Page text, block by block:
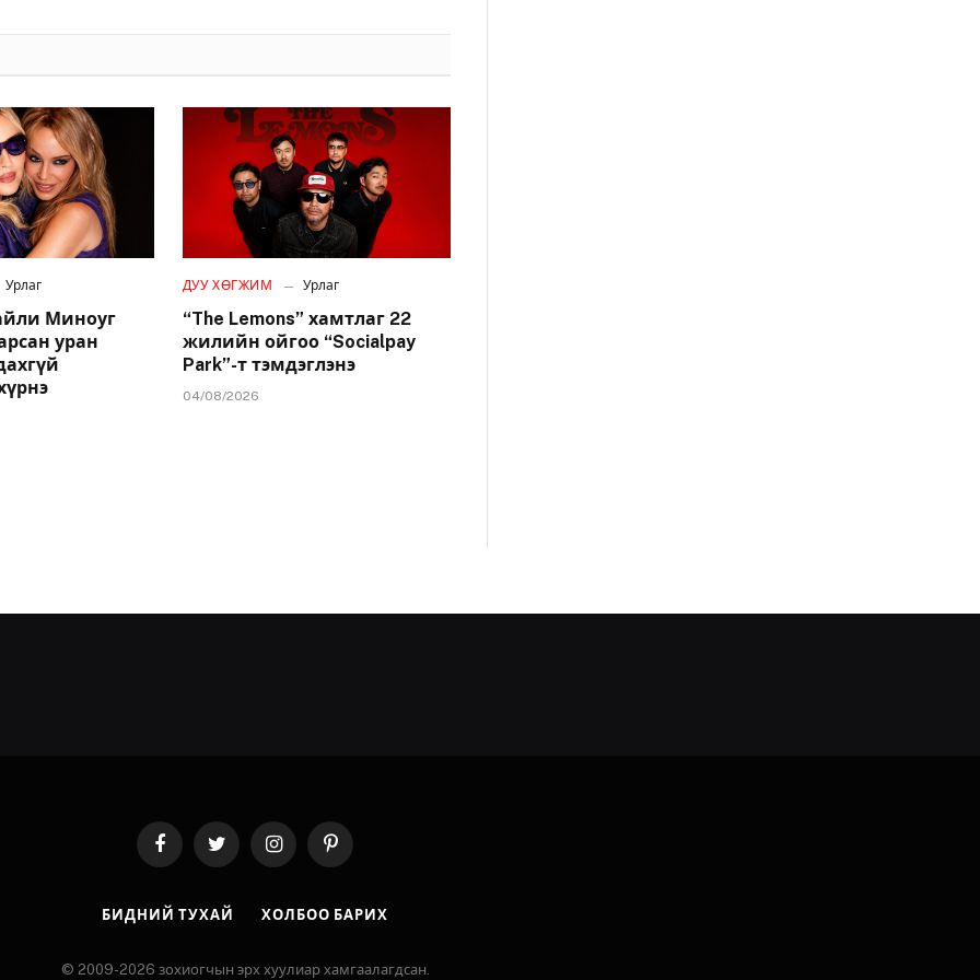
Урлаг
Миноуг
уран
ДУУ ХӨГЖИМ Урлаг
“The Lemons” хамтлаг 22
жилийн ойгоо “Socialpay
Park”-т тэмдэглэнэ
04/08/2026
FacebookTwitter InstagramPinterest
БИДНИЙ ТУХАЙ ХОЛБОО БАРИХ
© 2009-2026 зохиогчын эрх хуулиар хамгаалагдсан.